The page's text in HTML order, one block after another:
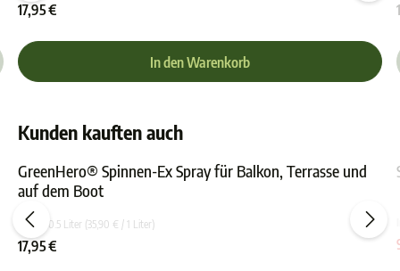
17,95 €
In den Warenkorb
Kunden kauften auch
von 4.8 von 5 Sternen
GreenHero® Spinnen-Ex Spray für Balkon, Terrasse und
auf dem Boot
Inhalt: 0.5 Liter (35,90 € / 1 Liter)
17,95 €